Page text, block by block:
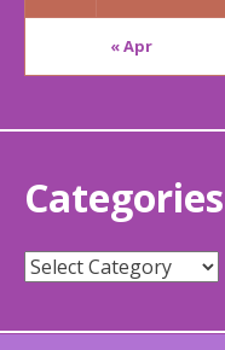
« Apr
Categories
Categories